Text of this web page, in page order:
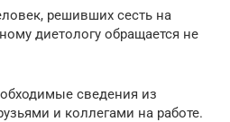
решивших сесть на
диетологу обращается не
сведения из
и коллегами на работе.